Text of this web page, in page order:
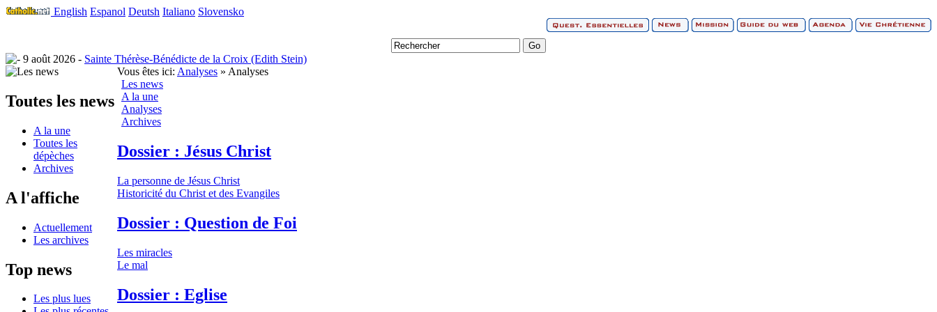
English Espanol Deutsh Italiano Slovensko
9 août 2026 - Sainte Thérèse-Bénédicte de la Croix (Edith Stein)
Toutes les news
A la une
Toutes les
dépèches
Archives
A l'affiche
Actuellement
Les archives
Top news
Les plus lues
Vous êtes ici: Analyses » Analyses
Les news
A la une
Analyses
Archives
Dossier : Jésus Christ
La personne de Jésus Christ
Historicité du Christ et des Evangiles
Dossier : Question de Foi
Les miracles
Le mal
Dossier : Eglise